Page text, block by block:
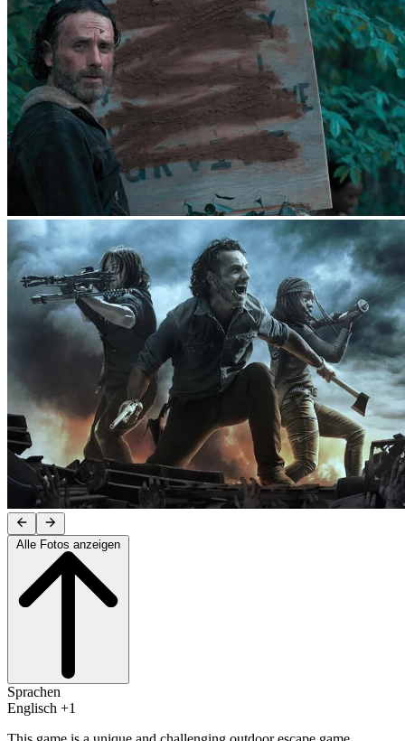
Sprachen
Englisch +1